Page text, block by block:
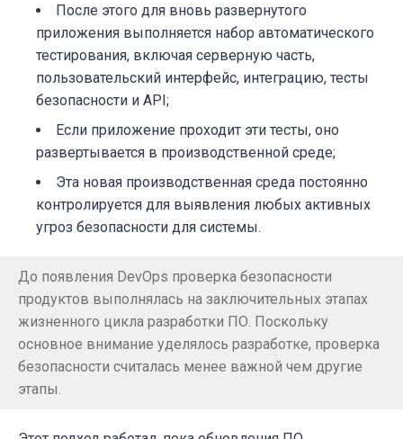
После этого для вновь развернутого
приложения выполняется набор автоматического
тестирования, включая серверную часть,
пользовательский интерфейс, интеграцию, тесты
безопасности и API;
Если приложение проходит эти тесты, оно
развертывается в производственной среде;
Эта новая производственная среда постоянно
контролируется для выявления любых активных
угроз безопасности для системы.
До появления DevOps проверка безопасности
продуктов выполнялась на заключительных этапах
жизненного цикла разработки ПО. Поскольку
основное внимание уделялось разработке, проверка
безопасности считалась менее важной чем другие
этапы.